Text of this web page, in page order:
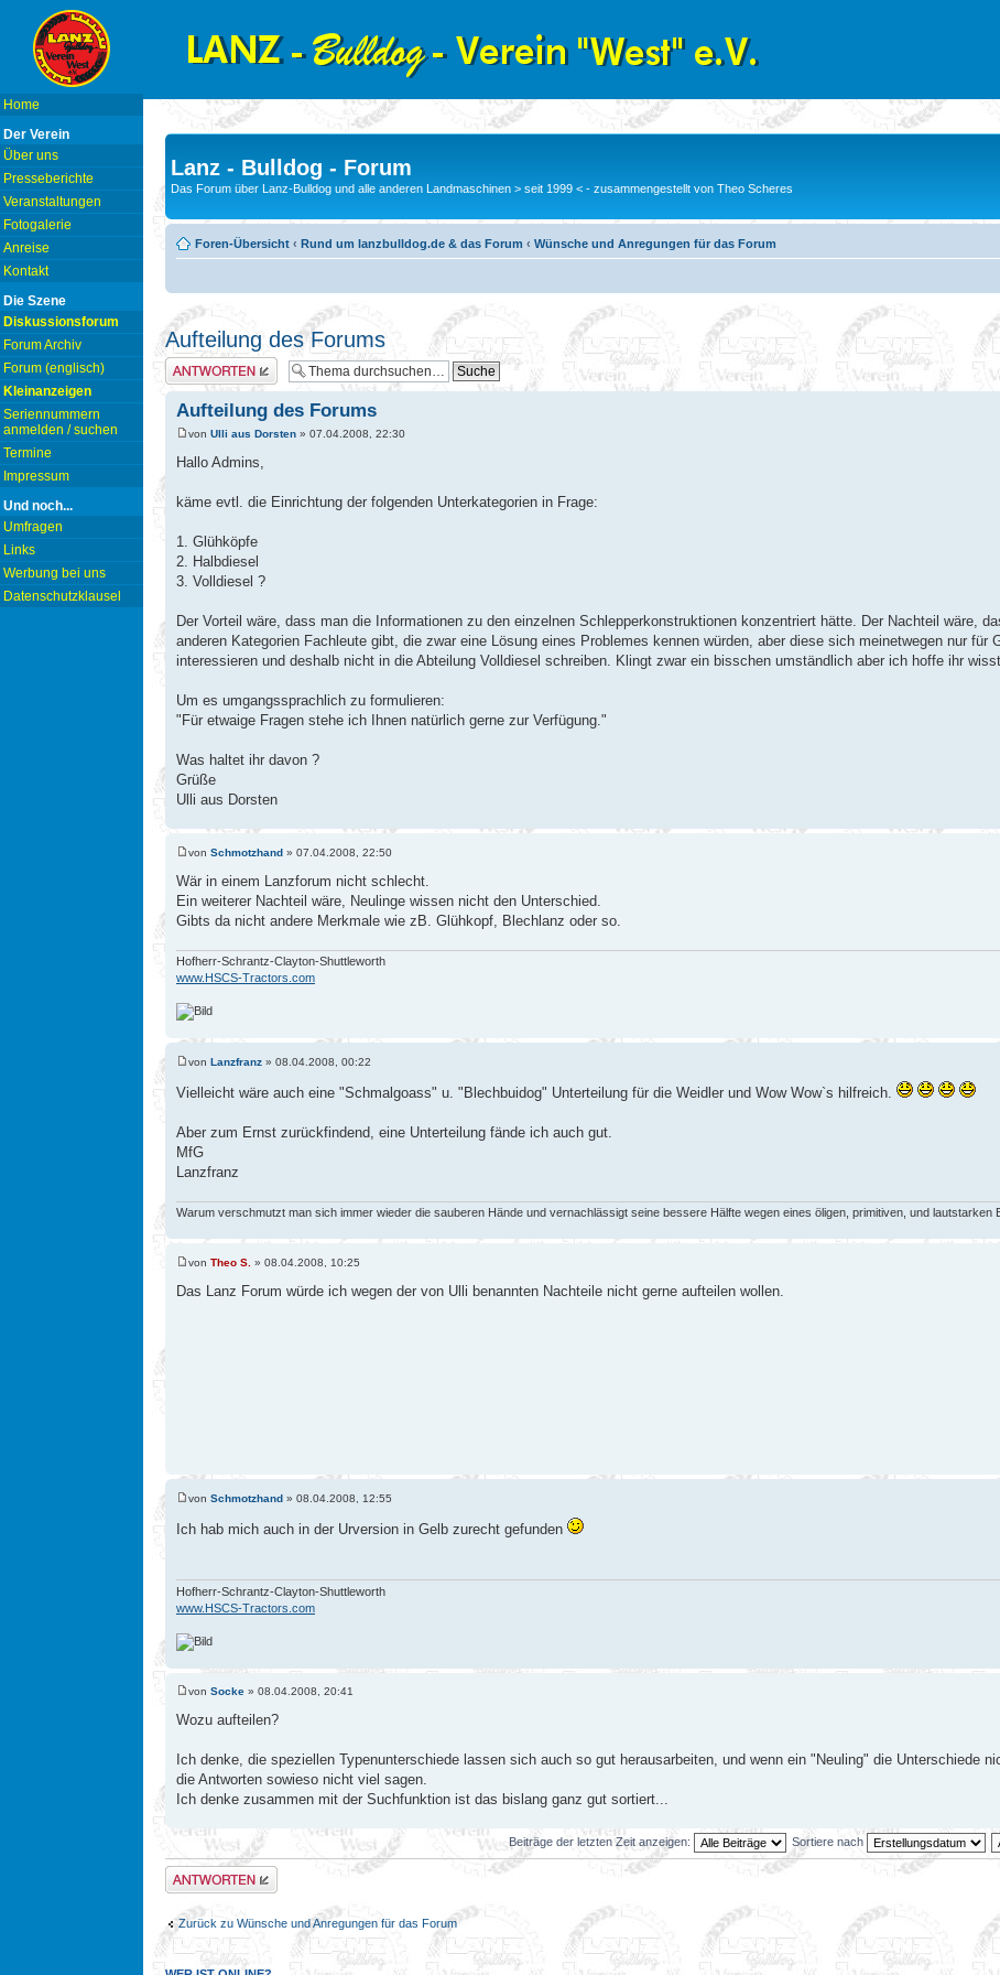
Home
Der Verein
Über uns
Presseberichte
Veranstaltungen
Fotogalerie
Anreise
Kontakt
Die Szene
Diskussionsforum
Forum Archiv
Forum (englisch)
Kleinanzeigen
Seriennummern
anmelden / suchen
Termine
Impressum
Und noch...
Umfragen
Links
Werbung bei uns
Datenschutzklausel
Lanz - Bulldog - Forum
Das Forum über Lanz-Bulldog und alle anderen Landmaschinen > seit 1999 < - zusammengestellt von Theo Scheres
Foren-Übersicht ‹ Rund um lanzbulldog.de & das Forum ‹ Wünsche und Anregungen für das Forum
Aufteilung des Forums
Antwort erstellen
Aufteilung des Forums
von Ulli aus Dorsten » 07.04.2008, 22:30
Hallo Admins,
käme evtl. die Einrichtung der folgenden Unterkategorien in Frage:
1. Glühköpfe
2. Halbdiesel
3. Volldiesel ?
Der Vorteil wäre, dass man die Informationen zu den einzelnen Schlepperkonstruktionen konzentriert hätte. Der Nachteil wäre,
anderen Kategorien Fachleute gibt, die zwar eine Lösung eines Problemes kennen würden, aber diese sich meinetwegen nur für
interessieren und deshalb nicht in die Abteilung Volldiesel schreiben. Klingt zwar ein bisschen umständlich aber ich hoffe ihr
Um es umgangssprachlich zu formulieren:
"Für etwaige Fragen stehe ich Ihnen natürlich gerne zur Verfügung."
Was haltet ihr davon ?
Grüße
Ulli aus Dorsten
von Schmotzhand » 07.04.2008, 22:50
Wär in einem Lanzforum nicht schlecht.
Ein weiterer Nachteil wäre, Neulinge wissen nicht den Unterschied.
Gibts da nicht andere Merkmale wie zB. Glühkopf, Blechlanz oder so.
Hofherr-Schrantz-Clayton-Shuttleworth
www.HSCS-Tractors.com
von Lanzfranz » 08.04.2008, 00:22
Vielleicht wäre auch eine "Schmalgoass" u. "Blechbuidog" Unterteilung für die Weidler und Wow Wow`s hilfreich.
Aber zum Ernst zurückfindend, eine Unterteilung fände ich auch gut.
MfG
Lanzfranz
Warum verschmutzt man sich immer wieder die sauberen Hände und vernachlässigt seine bessere Hälfte wegen eines öligen, primitiven, und lautstarken
von Theo S. » 08.04.2008, 10:25
Das Lanz Forum würde ich wegen der von Ulli benannten Nachteile nicht gerne aufteilen wollen.
von Schmotzhand » 08.04.2008, 12:55
Ich hab mich auch in der Urversion in Gelb zurecht gefunden
Hofherr-Schrantz-Clayton-Shuttleworth
www.HSCS-Tractors.com
von Socke » 08.04.2008, 20:41
Wozu aufteilen?
Ich denke, die speziellen Typenunterschiede lassen sich auch so gut herausarbeiten, und wenn ein "Neuling" die Unterschiede
die Antworten sowieso nicht viel sagen.
Ich denke zusammen mit der Suchfunktion ist das bislang ganz gut sortiert...
Beiträge der letzten Zeit anzeigen: Sortiere nach
Antwort erstellen
Zurück zu Wünsche und Anregungen für das Forum